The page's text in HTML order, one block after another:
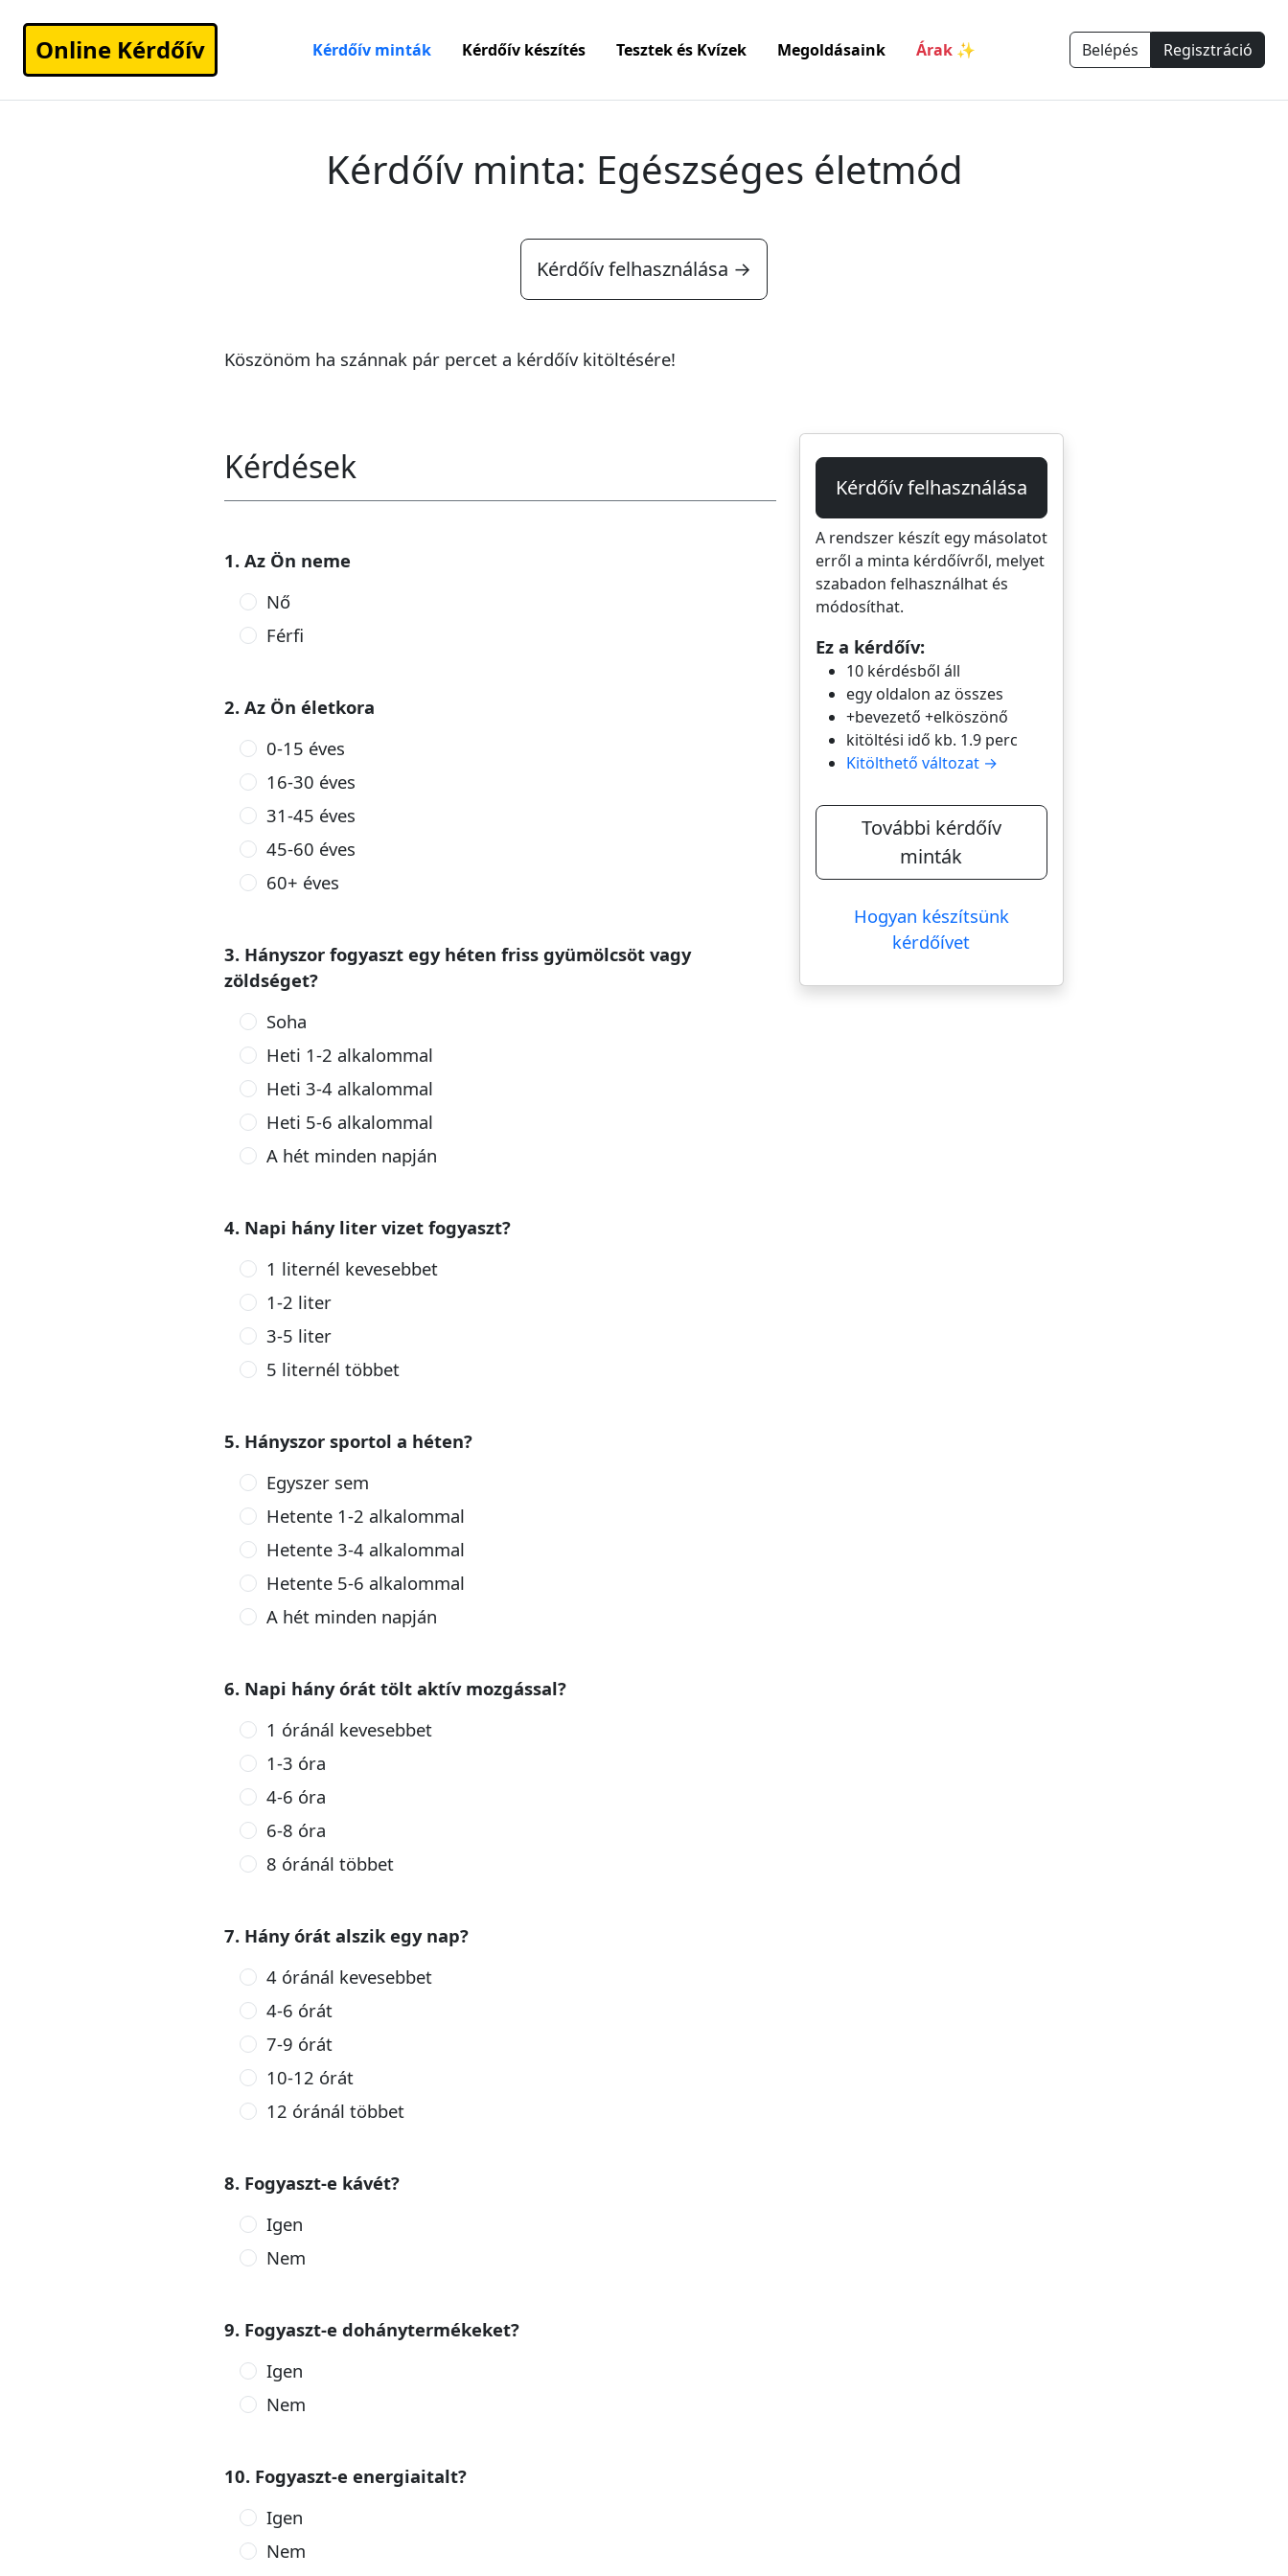
Online Kérdőív Kérdőív minták Kérdőív készítés Tesztek és Kvízek Megoldásaink Árak ✨ Belépés Regisztráció
Kérdőív minta: Egészséges életmód
Kérdőív felhasználása →
Köszönöm ha szánnak pár percet a kérdőív kitöltésére!
Kérdések
1. Az Ön neme
Nő
Férfi
2. Az Ön életkora
0-15 éves
16-30 éves
31-45 éves
45-60 éves
60+ éves
3. Hányszor fogyaszt egy héten friss gyümölcsöt vagy
zöldséget?
Soha
Heti 1-2 alkalommal
Heti 3-4 alkalommal
Heti 5-6 alkalommal
A hét minden napján
4. Napi hány liter vizet fogyaszt?
1 liternél kevesebbet
1-2 liter
3-5 liter
5 liternél többet
5. Hányszor sportol a héten?
Egyszer sem
Hetente 1-2 alkalommal
Hetente 3-4 alkalommal
Hetente 5-6 alkalommal
A hét minden napján
6. Napi hány órát tölt aktív mozgással?
1 óránál kevesebbet
1-3 óra
4-6 óra
6-8 óra
8 óránál többet
7. Hány órát alszik egy nap?
4 óránál kevesebbet
4-6 órát
7-9 órát
10-12 órát
12 óránál többet
8. Fogyaszt-e kávét?
Igen
Nem
9. Fogyaszt-e dohánytermékeket?
Igen
Nem
10. Fogyaszt-e energiaitalt?
Igen
Nem
Kérdőív felhasználása
A rendszer készít egy másolatot
erről a minta kérdőívről, melyet
szabadon felhasználhat és
módosíthat.
Ez a kérdőív:
10 kérdésből áll
egy oldalon az összes
+bevezető +elköszönő
kitöltési idő kb. 1.9 perc
Kitölthető változat →
További kérdőív
minták
Hogyan készítsünk
kérdőívet